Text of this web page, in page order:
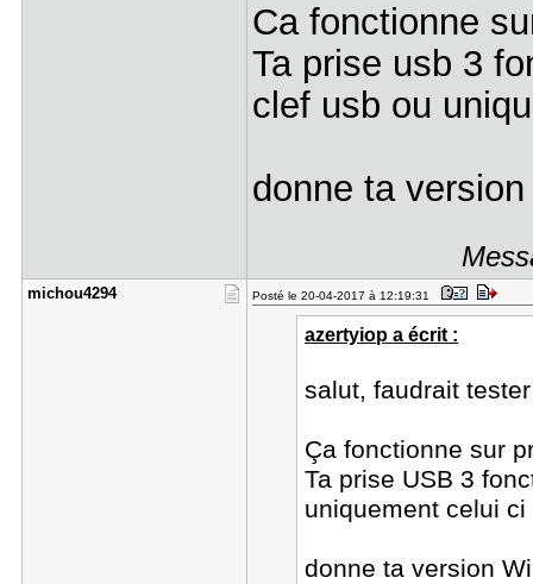
Ca fonctionne
Ta prise usb 3
clef usb ou
donne ta
michou4294 Posté le 20-04-2017 à 12:19:31
azertyiop a écrit :
salut, faudrait
Ça fonctionne sur
Ta prise USB 3
uniquement celui
donne ta version